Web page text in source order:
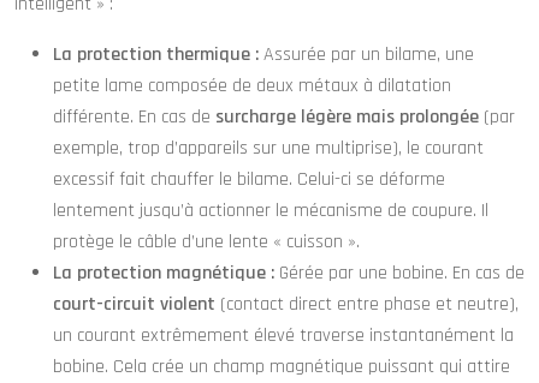
La protection thermique :Assurée par un bilame, une
petite lame composée de deux métaux à dilatation
différente. En cas de surcharge légère mais prolongée (par
exemple, trop d’appareils sur une multiprise), le courant
excessif fait chauffer le bilame. Celui-ci se déforme
lentement jusqu’à actionner le mécanisme de coupure. Il
protège le câble d’une lente « cuisson ».
La protection magnétique : Gérée par une bobine. En cas de
court-circuit violent (contact direct entre phase et neutre),
un courant extrêmement élevé traverse instantanément la
bobine. Cela crée un champ magnétique puissant qui attire